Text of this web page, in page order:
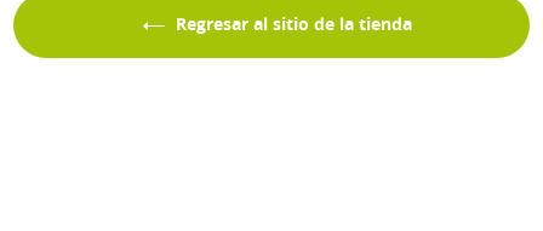
Regresar al sitio de la tienda